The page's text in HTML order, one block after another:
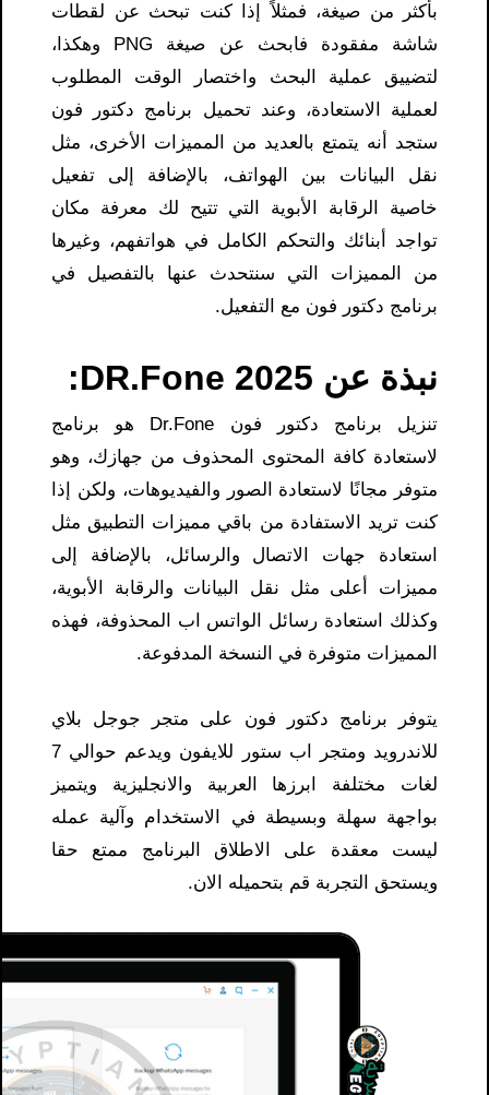
بأكثر من صيغة، فمثلاً إذا كنت تبحث عن لقطات
شاشة مفقودة فابحث عن صيغة PNG وهكذا،
لتضييق عملية البحث واختصار الوقت المطلوب
لعملية الاستعادة، وعند تحميل برنامج دكتور فون
ستجد أنه يتمتع بالعديد من المميزات الأخرى، مثل
نقل البيانات بين الهواتف، بالإضافة إلى تفعيل
خاصية الرقابة الأبوية التي تتيح لك معرفة مكان
تواجد أبنائك والتحكم الكامل في هواتفهم، وغيرها
من المميزات التي سنتحدث عنها بالتفصيل في
برنامج دكتور فون مع التفعيل.
نبذة عن DR.Fone 2025:
تنزيل برنامج دكتور فون Dr.Fone هو برنامج
لاستعادة كافة المحتوى المحذوف من جهازك، وهو
متوفر مجانًا لاستعادة الصور والفيديوهات، ولكن إذا
كنت تريد الاستفادة من باقي مميزات التطبيق مثل
استعادة جهات الاتصال والرسائل، بالإضافة إلى
مميزات أعلى مثل نقل البيانات والرقابة الأبوية،
وكذلك استعادة رسائل الواتس اب المحذوفة، فهذه
المميزات متوفرة في النسخة المدفوعة.
يتوفر برنامج دكتور فون على متجر جوجل بلاي
للاندرويد ومتجر اب ستور للايفون ويدعم حوالي 7
لغات مختلفة ابرزها العربية والانجليزية ويتميز
بواجهة سهلة وبسيطة في الاستخدام وآلية عمله
ليست معقدة على الاطلاق البرنامج ممتع حقا
ويستحق التجربة قم بتحميله الان.